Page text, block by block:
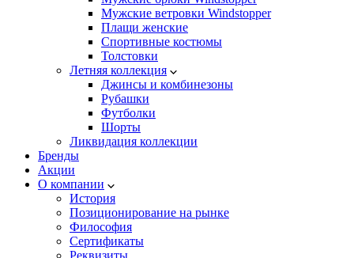
Мужские ветровки Windstopper
Плащи женские
Спортивные костюмы
Толстовки
Летняя коллекция
Джинсы и комбинезоны
Рубашки
Футболки
Шорты
Ликвидация коллекции
Бренды
Акции
О компании
История
Позиционирование на рынке
Философия
Сертификаты
Реквизиты